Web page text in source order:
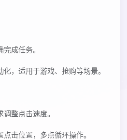
成任务。
，适用于游戏、抢购等场景。
整点击速度。
击位置，多点循环操作。